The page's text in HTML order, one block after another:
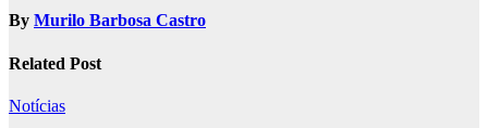
By Murilo Barbosa Castro
Related Post
Notícias